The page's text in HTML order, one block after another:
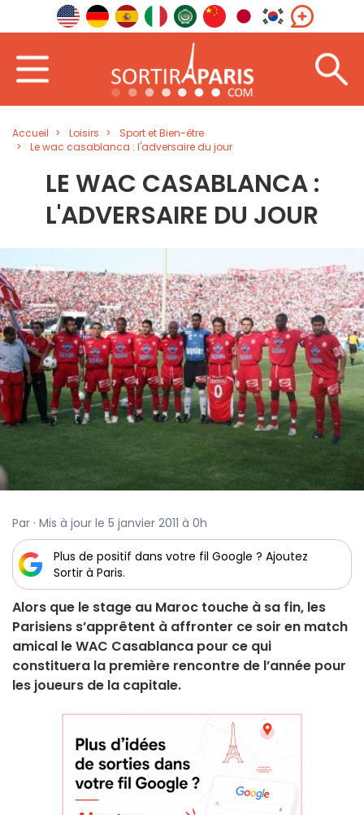
Accueil Loisirs
Sport et Bien-être
Le wac casablanca : l'adversaire du jour
LE WAC CASABLANCA :
L'ADVERSAIRE DU JOUR
Par · Mis à jour le 5 janvier 2011 à 0h
Plus de positif dans votre fil Google ? Ajoutez
Sortir à Paris.
Alors que le stage au Maroc touche à sa fin, les
Parisiens s’apprêtent à affronter ce soir en match
amical le WAC Casablanca pour ce qui
constituera la première rencontre de l’année pour
les joueurs de la capitale.